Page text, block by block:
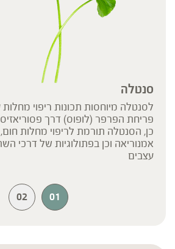
סנטלה
לסנטלה מיוחסות תכונות ריפוי
פריחת הפרפר (לופוס) דרך
כן, הסנטלה תורמת לריפוי מחלות
אמנוריאה וכן בפתולוגיות של דרכי
עצבים
01
02